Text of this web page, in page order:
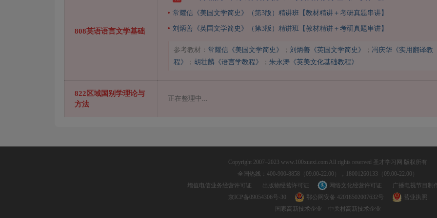
808英语语言文学基础
常耀信《美国文学简史》（第3版）精讲班【教材精讲＋考研真题串讲】
刘炳善《英国文学简史》（第3版）精讲班【教材精讲＋考研真题串讲】
参考教材： 常耀信《美国文学简史》 ； 刘炳善《英国文学简史》 ； 冯庆华《实用翻译教
程》
； 胡壮麟《语言学教程》 ； 朱永涛《英美文化基础教程》
822区域国别学理论与
方法
正在整理中...
Copyright 2007–2023 www.100xuexi.com All rights reserved 圣才学习网 版权所有
全国热线：400-900-8858（09:00-22:00），18001260133（09:00-22:00）
增值电信业务经营许可证
出版物经营许可证 网络文化经营许可证
广播电视节目制
京ICP备09054306号-30
鄂公网安备 42018502007632号
营业执照
国家高新技术企业
中关村高新技术企业